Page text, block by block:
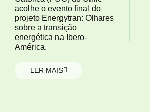
acolhe o evento final do
projeto Energytran: Olhares
sobre a transição
energética na Ibero-
América.
LER MAIS